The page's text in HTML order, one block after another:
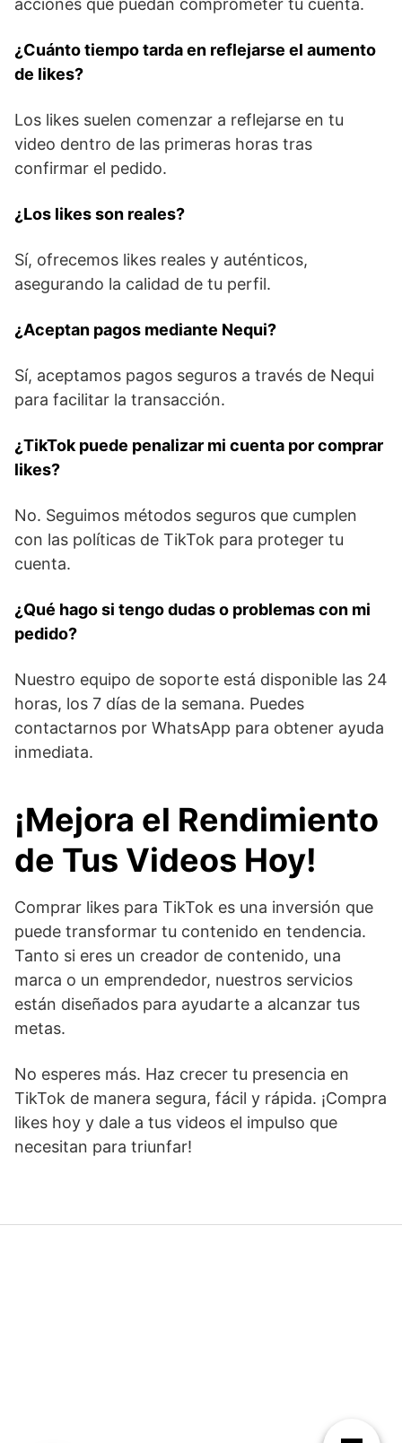
acciones que puedan comprometer tu cuenta.
¿Cuánto tiempo tarda en reflejarse el aumento
de likes?
Los likes suelen comenzar a reflejarse en tu
video dentro de las primeras horas tras
confirmar el pedido.
¿Los likes son reales?
Sí, ofrecemos likes reales y auténticos,
asegurando la calidad de tu perfil.
¿Aceptan pagos mediante Nequi?
Sí, aceptamos pagos seguros a través de Nequi
para facilitar la transacción.
¿TikTok puede penalizar mi cuenta por comprar
likes?
No. Seguimos métodos seguros que cumplen
con las políticas de TikTok para proteger tu
cuenta.
¿Qué hago si tengo dudas o problemas con mi
pedido?
Nuestro equipo de soporte está disponible las 24
horas, los 7 días de la semana. Puedes
contactarnos por WhatsApp para obtener ayuda
inmediata.
¡Mejora el Rendimiento
de Tus Videos Hoy!
Comprar likes para TikTok es una inversión que
puede transformar tu contenido en tendencia.
Tanto si eres un creador de contenido, una
marca o un emprendedor, nuestros servicios
están diseñados para ayudarte a alcanzar tus
metas.
No esperes más. Haz crecer tu presencia en
TikTok de manera segura, fácil y rápida. ¡Compra
likes hoy y dale a tus videos el impulso que
necesitan para triunfar!